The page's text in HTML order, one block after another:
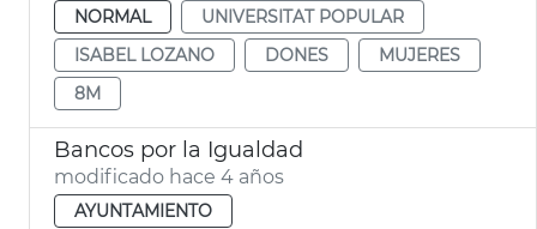
NORMAL
UNIVERSITAT POPULAR
ISABEL LOZANO
DONES
MUJERES
8M
Bancos por la Igualdad
modificado hace 4 años
AYUNTAMIENTO